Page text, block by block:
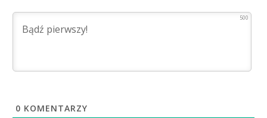
500
0 KOMENTARZY